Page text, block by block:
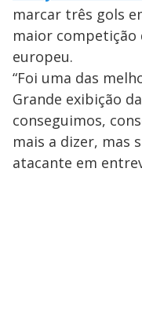
marcar três gols
maior
europeu.
“Foi uma das
Grande exibição
conseguimos,
mais a dizer, mas
atacante em